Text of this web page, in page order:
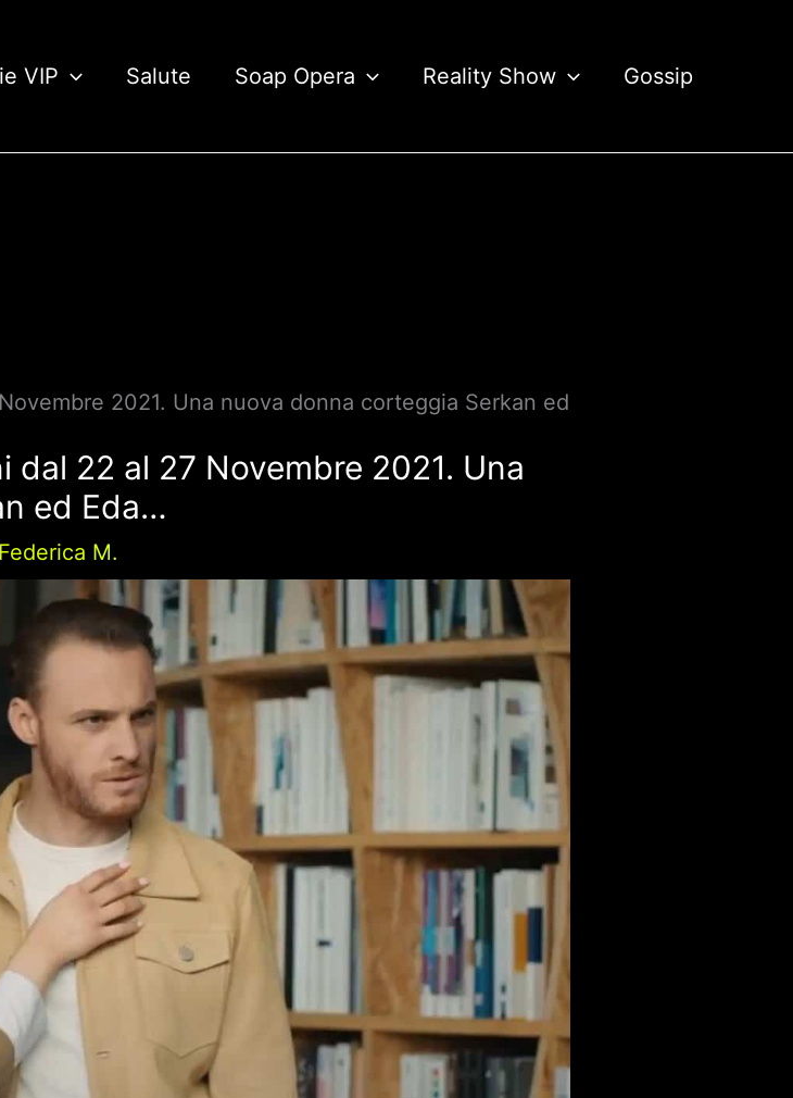
VIP Salute Soap Opera Reality Show Gossip
2021. Una nuova donna corteggia Serkan ed
22 al 27 Novembre 2021. Una
ed Eda…
Federica M.